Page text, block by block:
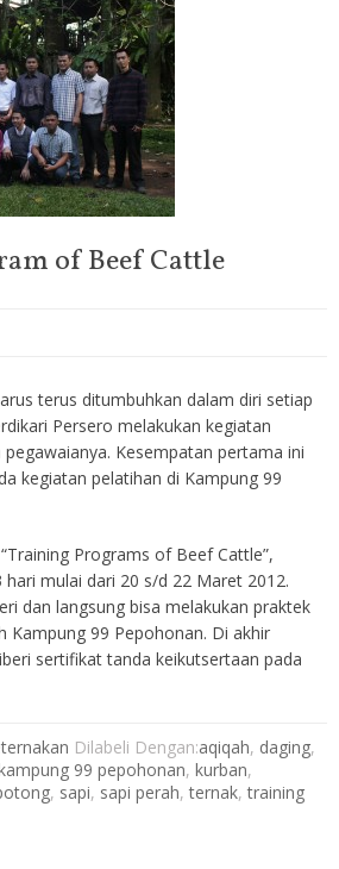
of Beef Cattle
terus ditumbuhkan dalam diri setiap
Persero melakukan kegiatan
Kesempatan pertama ini
kegiatan pelatihan di Kampung 99
Programs of Beef Cattle”,
hari mulai dari 20 s/d 22 Maret 2012.
dan langsung bisa melakukan praktek
Kampung 99 Pepohonan. Di akhir
sertifikat tanda keikutsertaan pada
Dilabeli Dengan:aqiqah, daging,
99 pepohonan, kurban,
, sapi, sapi perah,ternak,training